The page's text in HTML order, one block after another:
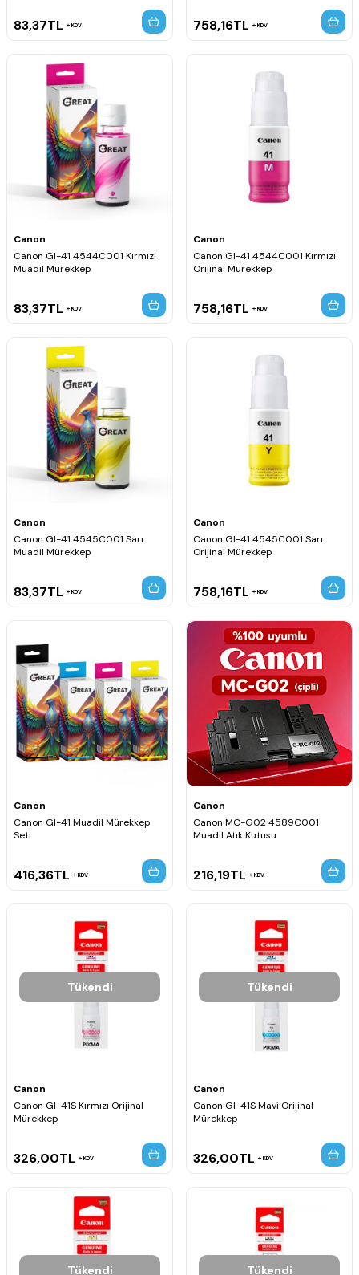
83,37TL KDV 758,16TL KDV
Canon
Canon GI-41 4544C001 Kırmızı
Muadil Mürekkep
83,37TL KDV
Canon
Canon GI-41 4544C001 Kırmızı
Orijinal Mürekkep
758,16TL KDV
Canon
Canon GI-41 4545C001 Sarı
Muadil Mürekkep
83,37TL KDV
Canon
Canon GI-41 4545C001 Sarı
Orijinal Mürekkep
758,16TL KDV
Canon
Canon GI-41 Muadil Mürekkep
Seti
416,36TL KDV
Canon
Canon MC-G02 4589C001
Muadil Atık Kutusu
216,19TL KDV
Tükendi
Canon
Canon GI-41S Kırmızı Orijinal
Mürekkep
326,00TL KDV
Tükendi
Canon
Canon GI-41S Mavi Orijinal
Mürekkep
326,00TL KDV
Tükendi Tükendi